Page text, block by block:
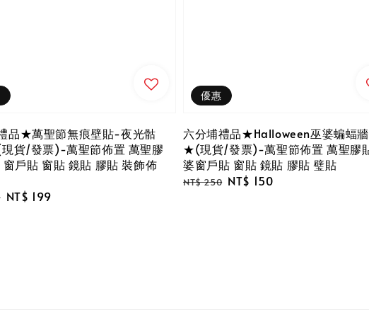
品★萬聖節無痕壁貼-夜光骷
貨/發票)-萬聖節佈置 萬聖膠
窗戶貼 窗貼 鏡貼 膠貼 裝飾佈
Sale
NT$ 199
優惠
六分埔禮品★Halloween巫婆蝙蝠
★(現貨/發票)-萬聖節佈置 萬聖膠
婆窗戶貼 窗貼 鏡貼 膠貼 璧貼
Regular
NT$ 250 Sale
NT$ 150